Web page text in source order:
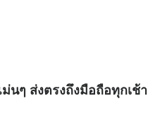
นๆ ส่งตรงถึงมือถือทุกเช้า